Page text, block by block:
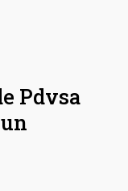
Pdvsa